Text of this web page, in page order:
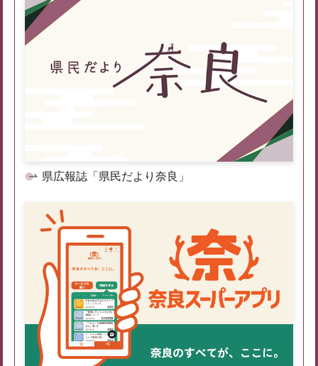
県広報誌「県民だより奈良」